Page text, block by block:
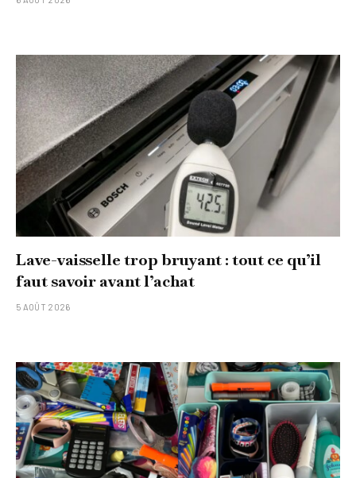
Lave-vaisselle trop bruyant : tout ce qu’il
faut savoir avant l’achat
5 AOÛT 2026